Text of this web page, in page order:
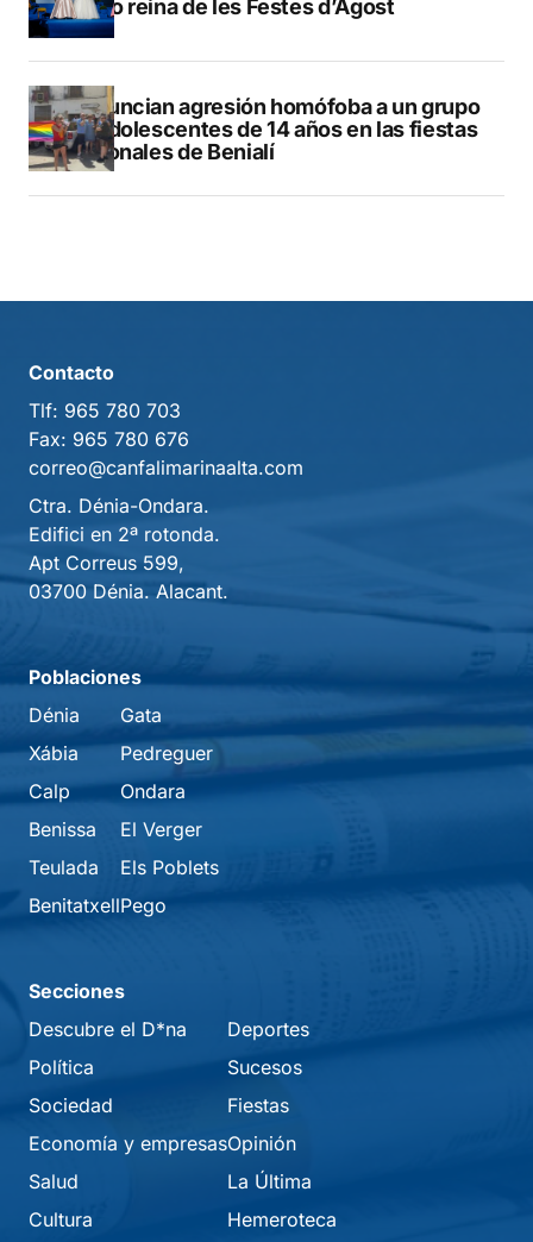
como reina de les Festes d’Agost
Denuncian agresión homófoba a un grupo
de adolescentes de 14 años en las fiestas
patronales de Benialí
Contacto
Tlf: 965 780 703
Fax: 965 780 676
correo@canfalimarinaalta.com
Ctra. Dénia-Ondara.
Edifici en 2ª rotonda.
Apt Correus 599,
03700 Dénia. Alacant.
Poblaciones
Dénia
Xábia
Calp
Benissa
Teulada
Benitatxell
Gata
Pedreguer
Ondara
El Verger
Els Poblets
Pego
Secciones
Descubre el D*na
Política
Sociedad
Economía y empresas
Salud
Cultura
Deportes
Sucesos
Fiestas
Opinión
La Última
Hemeroteca